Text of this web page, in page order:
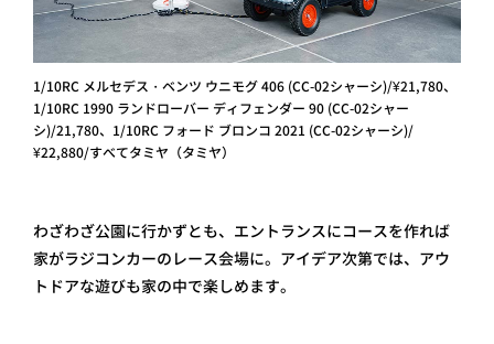
1/10RC メルセデス・ベンツ ウニモグ 406 (CC-02シャーシ)/¥21,780、
1/10RC 1990 ランドローバー ディフェンダー 90 (CC-02シャー
シ)/21,780、1/10RC フォード ブロンコ 2021 (CC-02シャーシ)/
¥22,880/すべてタミヤ（タミヤ）
わざわざ公園に行かずとも、エントランスにコースを作れば
家がラジコンカーのレース会場に。アイデア次第では、アウ
トドアな遊びも家の中で楽しめます。